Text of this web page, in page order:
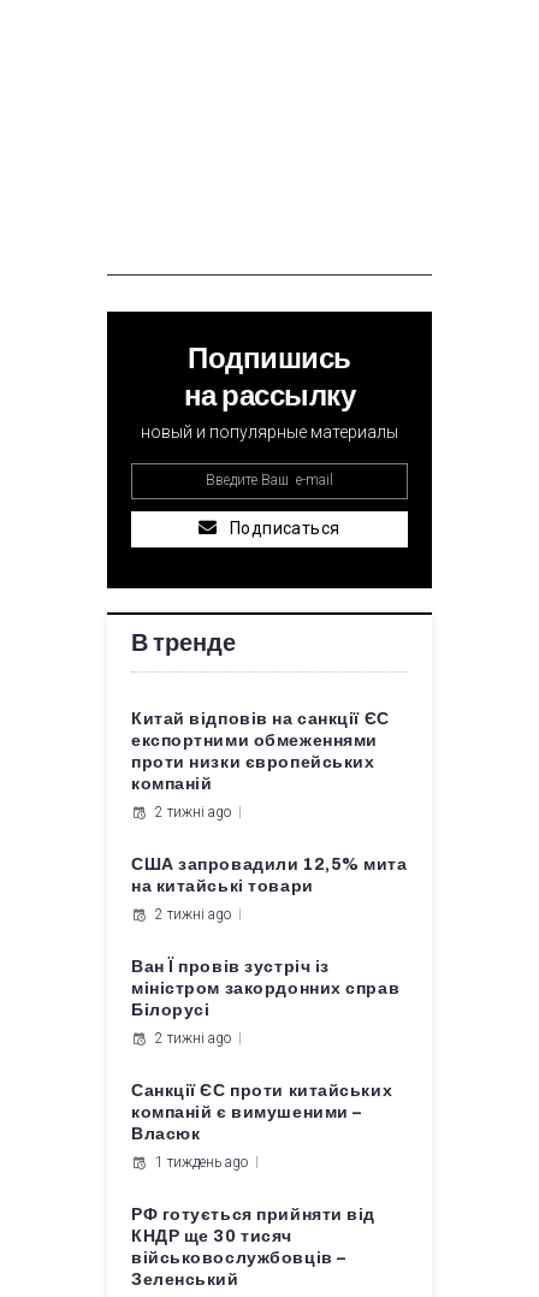
Подпишись
на рассылку
новый и популярные материалы
Подписаться
В тренде
Китай відповів на санкції ЄС
експортними обмеженнями
проти низки європейських
компаній
2 тижні ago
США запровадили 12,5% мита
на китайські товари
2 тижні ago
Ван Ї провів зустріч із
міністром закордонних справ
Білорусі
2 тижні ago
Санкції ЄС проти китайських
компаній є вимушеними –
Власюк
1 тиждень ago
РФ готується прийняти від
КНДР ще 30 тисяч
військовослужбовців –
Зеленський